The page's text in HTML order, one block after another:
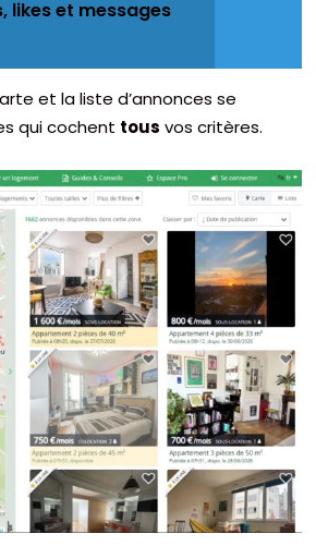
likes et messages
et la liste d’annonces se
qui cochent tous vos critères.